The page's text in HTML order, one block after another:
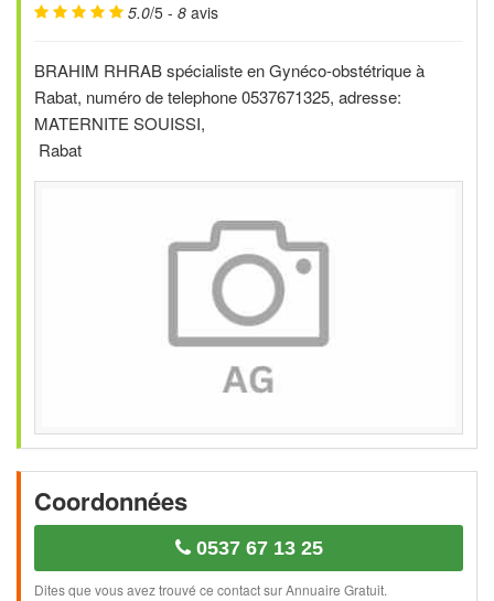
5.0/5 - 8 avis
BRAHIM RHRAB spécialiste en Gynéco-obstétrique à
Rabat, numéro de telephone 0537671325, adresse:
MATERNITE SOUISSI,
Rabat
Coordonnées
0537 67 13 25
Dites que vous avez trouvé ce contact sur Annuaire Gratuit.